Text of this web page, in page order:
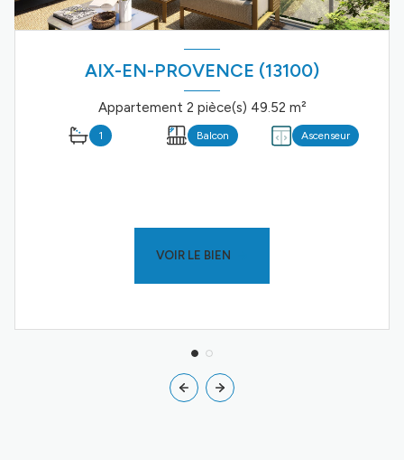
AIX-EN-PROVENCE (13100)
Appartement 2 pièce(s) 49.52 m²
1 Balcon Ascenseur
VOIR LE BIEN